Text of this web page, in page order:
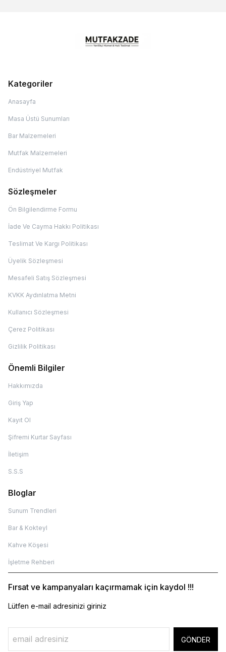
Kategoriler
Anasayfa
Masa Üstü Sunumları
Bar Malzemeleri
Mutfak Malzemeleri
Endüstriyel Mutfak
Sözleşmeler
Ön Bilgilendirme Formu
İade Ve Cayma Hakkı Politikası
Teslimat Ve Kargı Politikası
Üyelik Sözleşmesi
Mesafeli Satış Sözleşmesi
KVKK Aydınlatma Metni
Kullanıcı Sözleşmesi
Çerez Politikası
Gizlilik Politikası
Önemli Bilgiler
Hakkımızda
Giriş Yap
Kayıt Ol
Şifremi Kurtar Sayfası
İletişim
S.S.S
Bloglar
Sunum Trendleri
Bar & Kokteyl
Kahve Köşesi
İşletme Rehberi
Fırsat ve kampanyaları kaçırmamak için kaydol !!!
Lütfen e-mail adresinizi giriniz
GÖNDER